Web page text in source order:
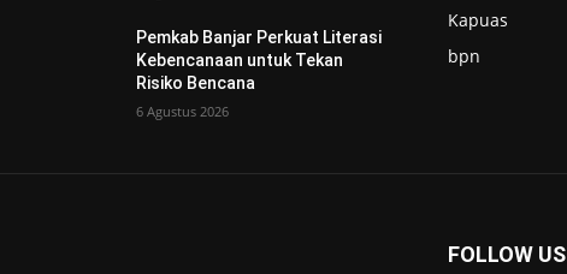
Pemkab Banjar Perkuat Literasi
Kebencanaan untuk Tekan
Risiko Bencana
6 Agustus 2026
Kapuas
bpn
FOLLOW US